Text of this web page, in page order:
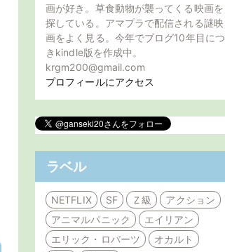
画が好き。草食動物が襲ってくる映画を
探している。アマプラで配信される謎映
画をよく見る。今年でブログ10年目につ
きkindle版を作成中。
krgm200@gmail.com
プロフィールにアクセス
ラベル
NETFLIX SF Ｚ級
アクション
アニマルパニック
エイリアン
エリック・ロバーツ
オカルト